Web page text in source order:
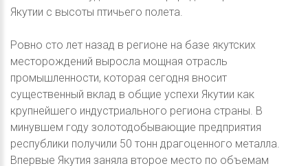
Якутии с высоты птичьего полета.
Ровно сто лет назад в регионе на базе якутских
месторождений выросла мощная отрасль
промышленности, которая сегодня вносит
существенный вклад в общие успехи Якутии как
крупнейшего индустриального региона страны. В
минувшем году золотодобывающие предприятия
республики получили 50 тонн драгоценного металла.
Впервые Якутия заняла второе место по объемам